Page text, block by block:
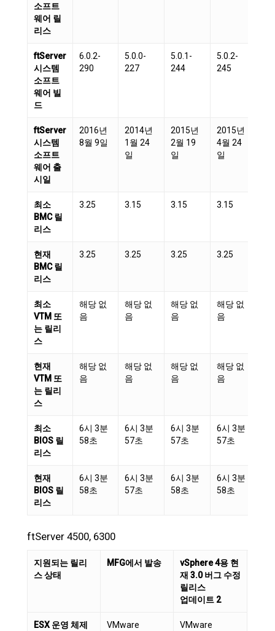
소프트
웨어 릴
리스
ftServer
시스템
소프트
웨어 빌
드
6.0.2-
290
5.0.0-
227
5.0.1-
244
5.0.2-
245
ftServer
시스템
소프트
웨어 출
시일
2016년
8월 9일
2014년
1월 24
일
2015년
2월 19
일
2015년
4월 24
일
최소
BMC 릴
리스
3.25 3.15 3.15 3.15
현재
BMC 릴
리스
3.25 3.25 3.25 3.25
최소
VTM 또
는 릴리
스
해당 없
음
해당 없
음
해당 없
음
해당 없
음
현재
VTM 또
는 릴리
스
해당 없
음
해당 없
음
해당 없
음
해당 없
음
최소
BIOS 릴
리스
6시 3분
58초
6시 3분
57초
6시 3분
57초
6시 3분
57초
현재
BIOS 릴
리스
6시 3분
58초
6시 3분
57초
6시 3분
58초
6시 3분
58초
ftServer 4500, 6300
지원되는 릴리
스 상태
MFG에서 발송
vSphere 4용 현
재 3.0 버그 수정
릴리스
업데이트 2
ESX 운영 체제
VMware
VMware